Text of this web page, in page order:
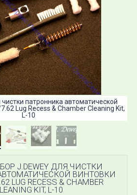
патронника автоматической
Lug Recess & Chamber Cleaning Kit,
L-10
J.DEWEY ДЛЯ ЧИСТКИ
ВИНТОВКИ
LUG RECESS & CHAMBER
KIT, L-10